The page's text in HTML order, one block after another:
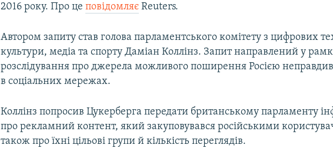
2016 року. Про цеповідомляє Reuters.
Автором запиту став голова парламентського комітету з цифрових
культури, медіа та спорту Даміан Коллінз. Запит направлений у
розслідування про джерела можливого поширення Росією
в соціальних мережах.
Коллінз попросив Цукерберга передати британському парламенту
про рекламний контент, який закуповувався російськими
також про їхні цільові групи й кількість переглядів.